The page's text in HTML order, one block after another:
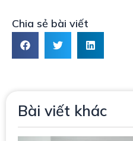
Chia sẻ bài viết
Bài viết khác